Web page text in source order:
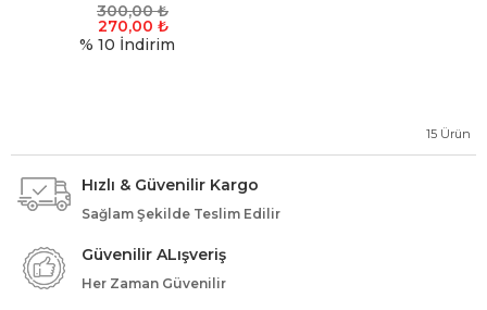
300,00₺
270,00 ₺
% 10 İndirim
15 Ürün
Hızlı & Güvenilir Kargo
Sağlam Şekilde Teslim Edilir
Güvenilir ALışveriş
Her Zaman Güvenilir